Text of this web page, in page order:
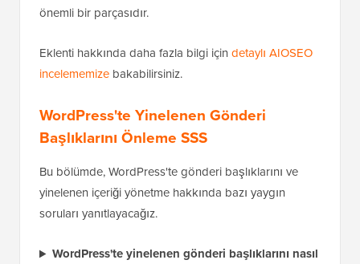
önemli bir parçasıdır.
Eklenti hakkında daha fazla bilgi için detaylı AIOSEO
incelememize bakabilirsiniz.
WordPress'te Yinelenen Gönderi
Başlıklarını Önleme SSS
Bu bölümde, WordPress'te gönderi başlıklarını ve
yinelenen içeriği yönetme hakkında bazı yaygın
soruları yanıtlayacağız.
WordPress'te yinelenen gönderi başlıklarını nasıl